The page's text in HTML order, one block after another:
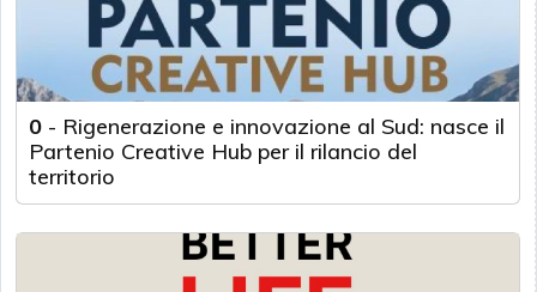
0 - Rigenerazione e innovazione al Sud: nasce il
Partenio Creative Hub per il rilancio del
territorio